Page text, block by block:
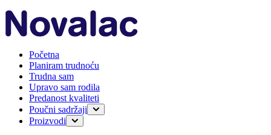
Početna
Planiram trudnoću
Trudna sam
Upravo sam rodila
Predanost kvaliteti
Poučni sadržaji
Planiranje trudnoće
Proizvodi